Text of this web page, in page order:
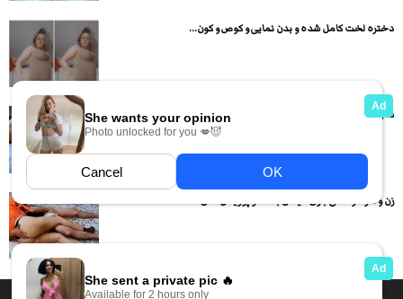
دختره لخت کامل شده و بدن نمایی و کوص و کون...
شلوار دختره رو میکشه پایین دمر میخوابونه و کیرش رو میکنه...
زن و شوهر عشق بازی میکنن بعد در پوزیشن های مختلف...